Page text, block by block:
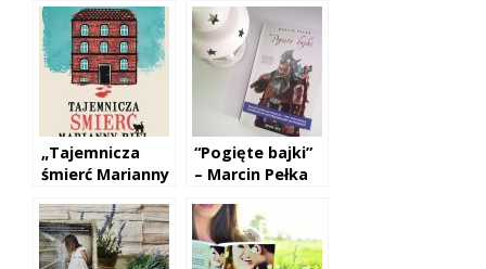
„Tajemnicza
śmierć Marianny
Matyszczak
“Pogięte bajki”
– Marcin Pełka